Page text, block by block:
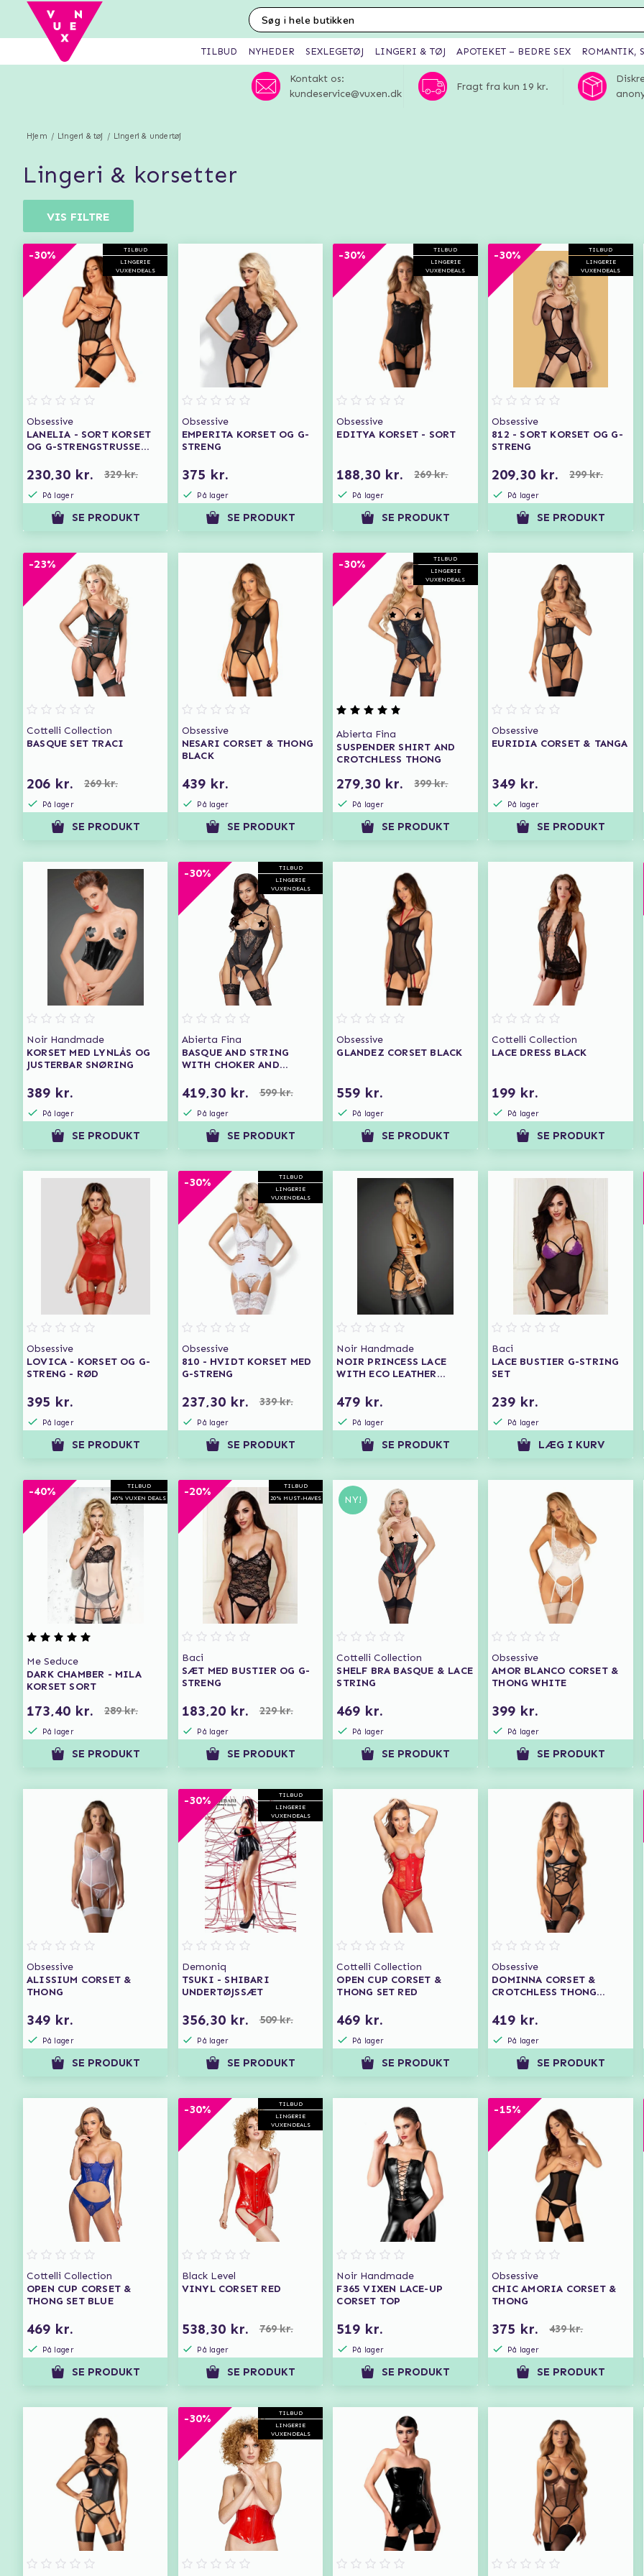
Hjem Lingeri & tøj Lingeri & undertøj
lingeri & korsetter
VIS FILTRE
TILBUD
LINGERIE
VUXENDEALS
-30%
Obsessive
LANELIA - SORT KORSET
OG G-STRENGSTRUSSE
230,30 kr. 329 kr.
På lager
SE PRODUKT
Obsessive
EMPERITA KORSET OG G-
STRENG
375 kr.
På lager
SE PRODUKT
TILBUD
LINGERIE
VUXENDEALS
-30%
Obsessive
EDITYA KORSET - SORT
188,30 kr. 269 kr.
På lager
SE PRODUKT
TILBUD
LINGERIE
VUXENDEALS
-30%
Obsessive
812 - SORT KORSET OG G-
STRENG
209,30 kr. 299 kr.
På lager
SE PRODUKT
-23%
Cottelli Collection
BASQUE SET TRACI
206 kr. 269 kr.
På lager
SE PRODUKT
Obsessive
NESARI CORSET & THONG
BLACK
439 kr.
På lager
SE PRODUKT
TILBUD
LINGERIE
VUXENDEALS
-30%
Abierta Fina
SUSPENDER SHIRT AND
CROTCHLESS THONG
279,30 kr. 399 kr.
På lager
SE PRODUKT
Obsessive
EURIDIA CORSET & TANGA
349 kr.
På lager
SE PRODUKT
Noir Handmade
KORSET MED LYNLÅS OG
JUSTERBAR SNØRING
389 kr.
På lager
SE PRODUKT
TILBUD
LINGERIE
VUXENDEALS
-30%
Abierta Fina
BASQUE AND STRING
WITH CHOKER AND
419,30 kr. 599 kr.
På lager
SE PRODUKT
Obsessive
GLANDEZ CORSET BLACK
559 kr.
På lager
SE PRODUKT
Cottelli Collection
LACE DRESS BLACK
199 kr.
På lager
SE PRODUKT
Obsessive
LOVICA - KORSET OG G-
STRENG - RØD
395 kr.
På lager
SE PRODUKT
TILBUD
LINGERIE
VUXENDEALS
-30%
Obsessive
810 - HVIDT KORSET MED
G-STRENG
237,30 kr. 339 kr.
På lager
SE PRODUKT
Noir Handmade
NOIR PRINCESS LACE
WITH ECO LEATHER
479 kr.
På lager
SE PRODUKT
Baci
LACE BUSTIER G-STRING
SET
239 kr.
På lager
LÆG I KURV
TILBUD
40% VUXEN DEALS
-40%
Me Seduce
DARK CHAMBER - MILA
KORSET SORT
173,40 kr. 289 kr.
På lager
SE PRODUKT
TILBUD
20% MUST-HAVES
-20%
Baci
SÆT MED BUSTIER OG G-
STRENG
183,20 kr. 229 kr.
På lager
SE PRODUKT
NY!
Cottelli Collection
SHELF BRA BASQUE & LACE
STRING
469 kr.
På lager
SE PRODUKT
Obsessive
AMOR BLANCO CORSET &
THONG WHITE
399 kr.
På lager
SE PRODUKT
Obsessive
ALISSIUM CORSET &
THONG
349 kr.
På lager
SE PRODUKT
TILBUD
LINGERIE
VUXENDEALS
-30%
Demoniq
TSUKI - SHIBARI
UNDERTØJSSÆT
356,30 kr. 509 kr.
På lager
SE PRODUKT
Cottelli Collection
OPEN CUP CORSET &
THONG SET RED
469 kr.
På lager
SE PRODUKT
Obsessive
DOMINNA CORSET &
CROTCHLESS THONG
419 kr.
På lager
SE PRODUKT
Cottelli Collection
OPEN CUP CORSET &
THONG SET BLUE
469 kr.
På lager
SE PRODUKT
TILBUD
LINGERIE
VUXENDEALS
-30%
Black Level
VINYL CORSET RED
538,30 kr. 769 kr.
På lager
SE PRODUKT
Noir Handmade
F365 VIXEN LACE-UP
CORSET TOP
519 kr.
På lager
SE PRODUKT
-15%
Obsessive
CHIC AMORIA CORSET &
THONG
375 kr. 439 kr.
På lager
SE PRODUKT
TILBUD
LINGERIE
VUXENDEALS
-30%
TILBUD NYHEDER SEXLEGETØJ LINGERI & TØJ APOTEKET – BEDRE SEX ROMANTIK,
Kontakt os:
kundeservice@vuxen.dk
Fragt fra kun 19 kr.